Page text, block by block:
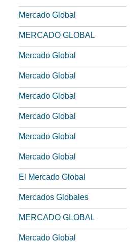
Mercado Global
MERCADO GLOBAL
Mercado Global
Mercado Global
Mercado Global
Mercado Global
Mercado Global
Mercado Global
El Mercado Global
Mercados Globales
MERCADO GLOBAL
Mercado Global